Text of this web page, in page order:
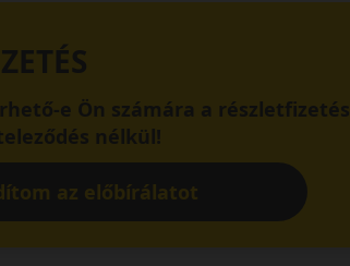
e Ön számára a részletfizetés
nélkül!
az előbírálatot